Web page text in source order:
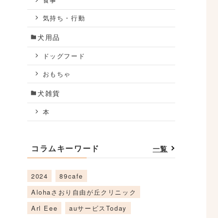
気持ち・行動
犬用品
ドッグフード
おもちゃ
犬雑貨
本
コラムキーワード 一覧
2024
89cafe
Alohaさおり自由が丘クリニック
Arl Eee
auサービスToday